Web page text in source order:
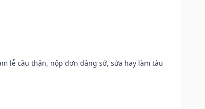
lễ cầu thân, nộp đơn dâng sớ, sửa hay làm tàu